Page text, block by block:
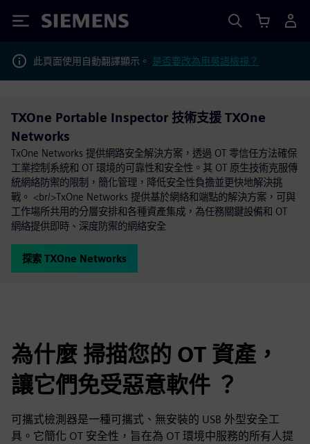
Siemens
此頁面使用自動翻譯顯示。 是否要改為用英語檢視？
TXOne Portable Inspector 技術支援 TXOne
Networks
TxOne Networks 提供網路安全解決方案，透過 OT 零信任方法確保
工業控制系統和 OT 環境的可靠性和安全性。其 OT 原生技術克服傳
統網絡防禦的限制，簡化管理，降低安全性負擔並更快地解決挑
戰。 <br/>TxOne Networks 提供基於網絡和端點的解決方案，可與
工作場所共用的分層安排和各種資產集成，為任務關鍵設備和 OT
網絡提供即時、深度防禦的網絡安全
探索 TXOne Networks
為什麼 掃描您的 OT 資產，
讓它們免受惡意軟件 ？
可攜式檢測器是一種可攜式、無安裝的 USB 外型安全工
具。它簡化 OT 安全性，旨在為 OT 環境中服務的所有人提